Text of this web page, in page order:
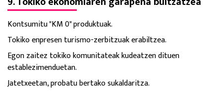
Kontsumitu "KM 0" produktuak.
Tokiko enpresen turismo-zerbitzuak erabiltzea.
Egon zaitez tokiko komunitateak kudeatzen dituen
establezimenduetan.
Jatetxeetan, probatu bertako sukaldaritza.